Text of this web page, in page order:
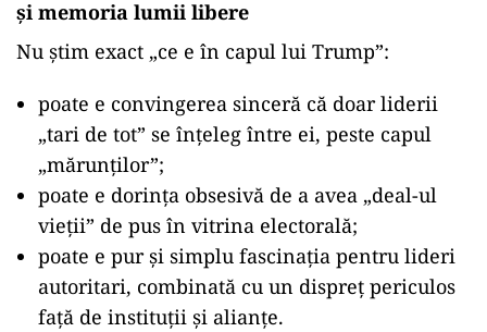
și memoria lumii libere
Nu știm exact „ce e în capul lui Trump”:
poate e convingerea sinceră că doar liderii
„tari de tot” se înțeleg între ei, peste capul
„mărunților”;
poate e dorința obsesivă de a avea „deal-ul
vieții” de pus în vitrina electorală;
poate e pur și simplu fascinația pentru lideri
autoritari, combinată cu un dispreț periculos
față de instituții și alianțe.